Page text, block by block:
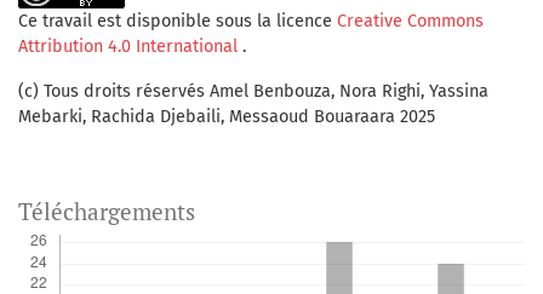
Ce travail est disponible sous la licence Creative Commons
Attribution 4.0 International .
(c) Tous droits réservés Amel Benbouza, Nora Righi, Yassina
Mebarki, Rachida Djebaili, Messaoud Bouaraara 2025
Téléchargements